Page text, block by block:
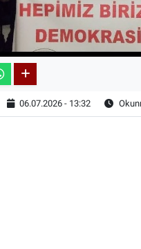
06.07.2026 - 13:32